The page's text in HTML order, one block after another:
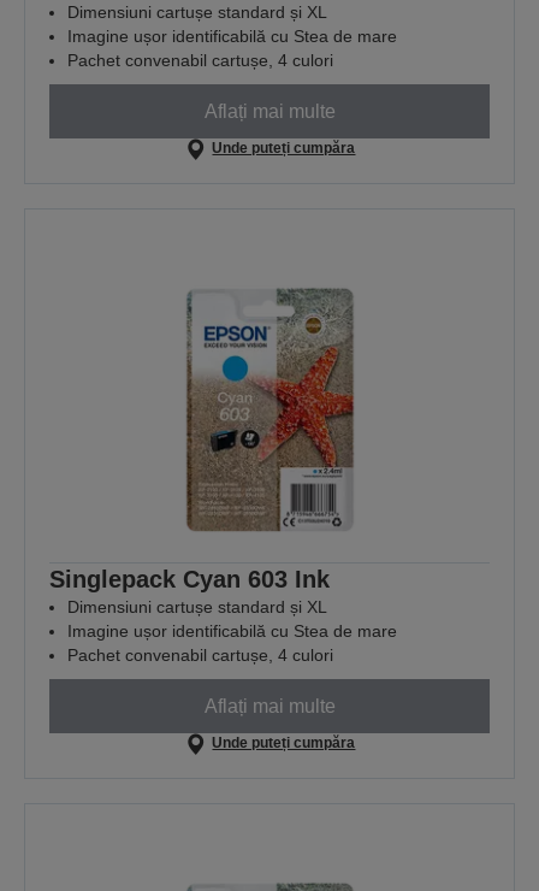
Dimensiuni cartușe standard și XL
Imagine ușor identificabilă cu Stea de mare
Pachet convenabil cartușe, 4 culori
Aflați mai multe
Unde puteți cumpăra
Singlepack Cyan 603 Ink
Dimensiuni cartușe standard și XL
Imagine ușor identificabilă cu Stea de mare
Pachet convenabil cartușe, 4 culori
Aflați mai multe
Unde puteți cumpăra